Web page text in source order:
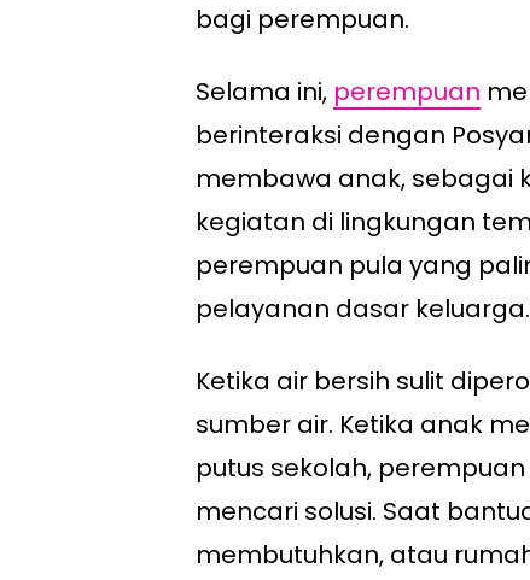
bagi perempuan.
Selama ini, perempuan
berinteraksi dengan
membawa anak, sebagai
kegiatan di lingkungan
perempuan pula yang
pelayanan dasar keluarga.
Ketika air bersih sulit
sumber air. Ketika anak
putus sekolah,
mencari solusi. Saat
membutuhkan, atau